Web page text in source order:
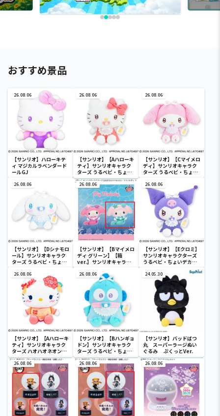
おすすめ景品
26.08.06
【サンリオ】ハローキテ
ィ マジカルラベンダード
ールGJ
26.08.06
【サンリオ】【Aハローキ
ティ】サンリオキャラク
ターズ うるベビ・ちょい
デカドール
26.08.06
【サンリオ】【Cマイメロ
ディ】サンリオキャラク
ターズ うるベビ・ちょい
26.08.06
【サンリオ】【Dシナモロ
ール】サンリオキャラク
ターズ うるベビ・ちょい
26.08.06
【サンリオ】【Bマイメロ
ディ グリーン】【箱
ver.】サンリオキャラク
SOFVIMATES～マイメロ
ディ マーメイドver. ～
26.08.06
【サンリオ】【Eクロミ】
サンリオキャラクターズ
うるベビ・ちょいデカド
26.08.06
【サンリオ】【Aハローキ
ティ】サンリオキャラク
ターズ ハオハオネオンタ
ウンドールBIGタイプ1
26.08.06
【サンリオ】【Bハンギョ
ドン】サンリオキャラク
ターズ うるベビ・ちょい
デカドール
24.05.30
【サンリオ】バッドばつ
丸 スーパーラージぬい
ぐるみ ぷくっとVer.
26.08.06 26.08.06 26.08.06